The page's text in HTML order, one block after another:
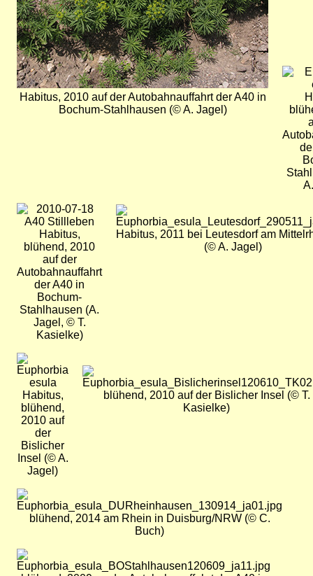
Habitus, 2010 auf der Autobahnauffahrt der A40 in
Bochum-Stahlhausen (© A. Jagel)
Bild
Bild
Habitus,
blühend, 2010
auf der
Autobahnauffahrt
der A40 in
Bochum-
Stahlhausen (A.
Jagel, © T.
Kasielke)
Bild
Habitus, 2011 bei Leutesdorf am
(© A. Jagel)
Bild
Habitus,
blühend,
2010 auf
der
Bislicher
Insel (© A.
Jagel)
Bild
blühend, 2010 auf der Bislicher Insel (© T.
Kasielke)
Bild
blühend, 2014 am Rhein in Duisburg/NRW (© C.
Buch)
Bild